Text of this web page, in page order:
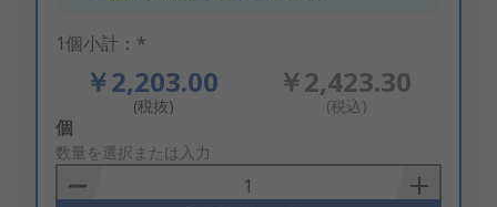
1個小計：*
￥2,203.00
(税抜)
￥2,423.30
(税込)
Add
to
Basket
個
数量を選択または入力